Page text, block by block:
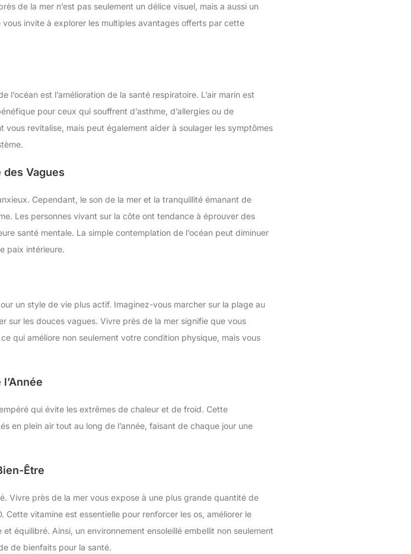
de la mer n’est pas seulement un délice visuel, mais a aussi un
invite à explorer les multiples avantages offerts par cette
est l’amélioration de la santé respiratoire. L’air marin est
pour ceux qui souffrent d’asthme, d’allergies ou de
revitalise, mais peut également aider à soulager les symptômes
des Vagues
Cependant, le son de la mer et la tranquillité émanant de
Les personnes vivant sur la côte ont tendance à éprouver des
santé mentale. La simple contemplation de l’océan peut diminuer
paix intérieure.
un style de vie plus actif. Imaginez-vous marcher sur la plage au
sur les douces vagues. Vivre près de la mer signifie que vous
qui améliore non seulement votre condition physique, mais vous
qui évite les extrêmes de chaleur et de froid. Cette
en plein air tout au long de l’année, faisant de chaque jour une
Être
Vivre près de la mer vous expose à une plus grande quantité de
vitamine est essentielle pour renforcer les os, améliorer le
équilibré. Ainsi, un environnement ensoleillé embellit non seulement
de bienfaits pour la santé.